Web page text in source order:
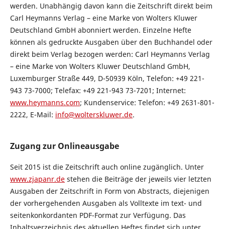
werden. Unabhängig davon kann die Zeitschrift direkt beim
Carl Heymanns Verlag – eine Marke von Wolters Kluwer
Deutschland GmbH abonniert werden. Einzelne Hefte
können als gedruckte Ausgaben über den Buchhandel oder
direkt beim Verlag bezogen werden: Carl Heymanns Verlag
– eine Marke von Wolters Kluwer Deutschland GmbH,
Luxemburger Straße 449, D-50939 Köln, Telefon: +49 221-
943 73-7000; Telefax: +49 221-943 73-7201; Internet:
www.heymanns.com; Kundenservice: Telefon: +49 2631-801-
2222, E-Mail: info@wolterskluwer.de.
Zugang zur Onlineausgabe
Seit 2015 ist die Zeitschrift auch online zugänglich. Unter
www.zjapanr.destehen die Beiträge der jeweils vier letzten
Ausgaben der Zeitschrift in Form von Abstracts, diejenigen
der vorhergehenden Ausgaben als Volltexte im text- und
seitenkonkordanten PDF-Format zur Verfügung. Das